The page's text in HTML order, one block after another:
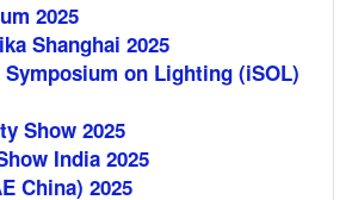
2025
Shanghai 2025
on Lighting (iSOL)
Show 2025
India 2025
China) 2025